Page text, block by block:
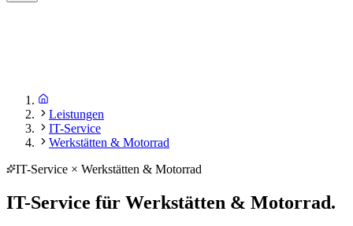
Leistungen
IT-Service
Werkstätten & Motorrad
IT-Service × Werkstätten & Motorrad
IT-Service für Werkstätten & Motorrad.